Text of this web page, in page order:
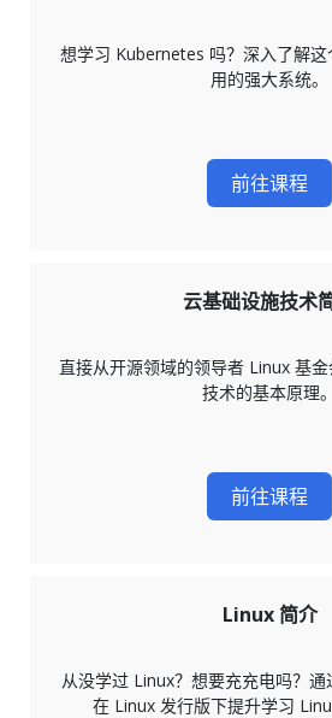
想学习 Kubernetes 吗？深入了解
用的强大系统。
前往课程
云基础设施技术
直接从开源领域的领导者 Linux 基
技术的基本原理。
前往课程
Linux 简介
从没学过 Linux？想要充充电吗？
在 Linux 发行版下提升学习